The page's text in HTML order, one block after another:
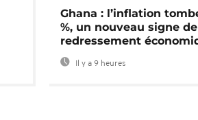
Ghana : l’inflation
%, un nouveau signe de
redressement
Il y a 9 heures